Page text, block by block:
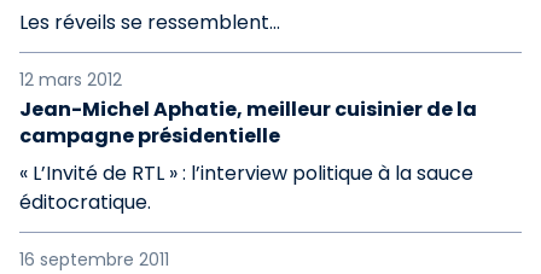
Les réveils se ressemblent...
12 mars 2012
Jean-Michel Aphatie, meilleur cuisinier de la
campagne présidentielle
« L’Invité de RTL » : l’interview politique à la sauce
éditocratique.
16 septembre 2011